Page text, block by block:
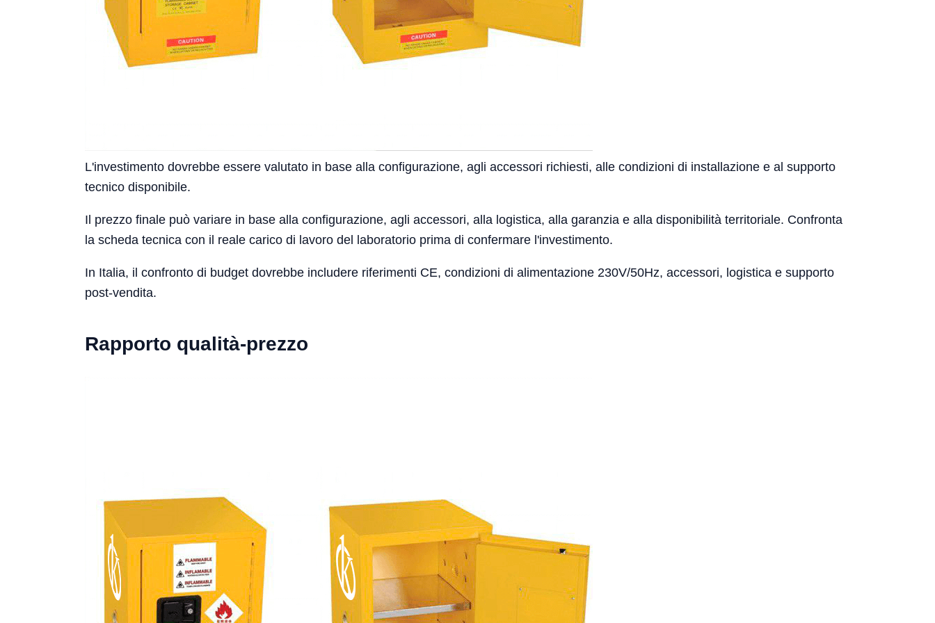
L'investimento dovrebbe essere valutato in base alla configurazione, agli accessori richiesti, alle condizioni di installazione e al supporto
tecnico disponibile.
Il prezzo finale può variare in base alla configurazione, agli accessori, alla logistica, alla garanzia e alla disponibilità territoriale. Confronta
la scheda tecnica con il reale carico di lavoro del laboratorio prima di confermare l'investimento.
In Italia, il confronto di budget dovrebbe includere riferimenti CE, condizioni di alimentazione 230V/50Hz, accessori, logistica e supporto
post-vendita.
Rapporto qualità-prezzo